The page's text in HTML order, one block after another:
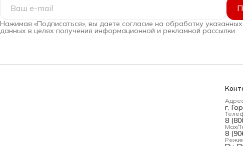
Нажимая «Подписаться», вы даете согласие на обработку
данных в целях получения информационной и рекламной рассылки
г.
8
Max/
8